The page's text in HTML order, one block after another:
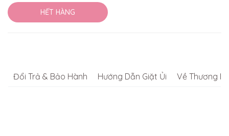
HẾT HÀNG
Đổi Trả & Bảo Hành Hướng Dẫn Giặt Ủi Về Thương